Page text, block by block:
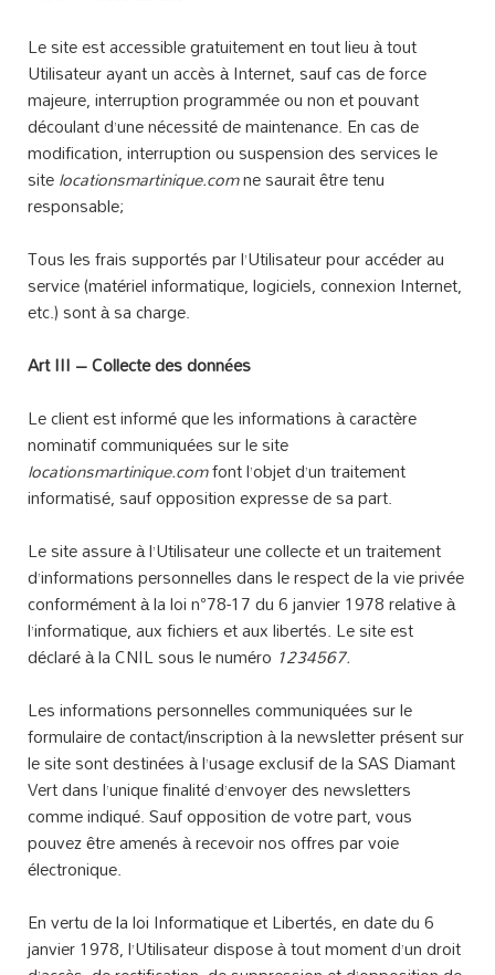
Le site est accessible gratuitement en tout lieu à tout
Utilisateur ayant un accès à Internet, sauf cas de force
majeure, interruption programmée ou non et pouvant
découlant d’une nécessité de maintenance. En cas de
modification, interruption ou suspension des services le
sitelocationsmartinique.comne saurait être tenu
responsable;
Tous les frais supportés par l’Utilisateur pour accéder au
service (matériel informatique, logiciels, connexion Internet,
etc.) sont à sa charge.
Art III – Collecte des données
Le client est informé que les informations à caractère
nominatif communiquées sur le site
locationsmartinique.comfont l’objet d’un traitement
informatisé, sauf opposition expresse de sa part.
Le site assure à l’Utilisateur une collecte et un traitement
d’informations personnelles dans le respect de la vie privée
conformément à la loi n°78-17 du 6 janvier 1978 relative à
l’informatique, aux fichiers et aux libertés. Le site est
déclaré à la CNIL sous le numéro 1234567.
Les informations personnelles communiquées sur le
formulaire de contact/inscription à la newsletter présent sur
le site sont destinées à l’usage exclusif de la SAS Diamant
Vert dans l’unique finalité d’envoyer des newsletters
comme indiqué. Sauf opposition de votre part, vous
pouvez être amenés à recevoir nos offres par voie
électronique.
En vertu de la loi Informatique et Libertés, en date du 6
janvier 1978, l’Utilisateur dispose à tout moment d’un droit